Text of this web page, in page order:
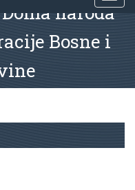
naroda
Bosne i